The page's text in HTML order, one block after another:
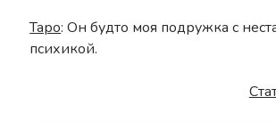
Tweets
Таро: Он будто моя подружка с
психикой.